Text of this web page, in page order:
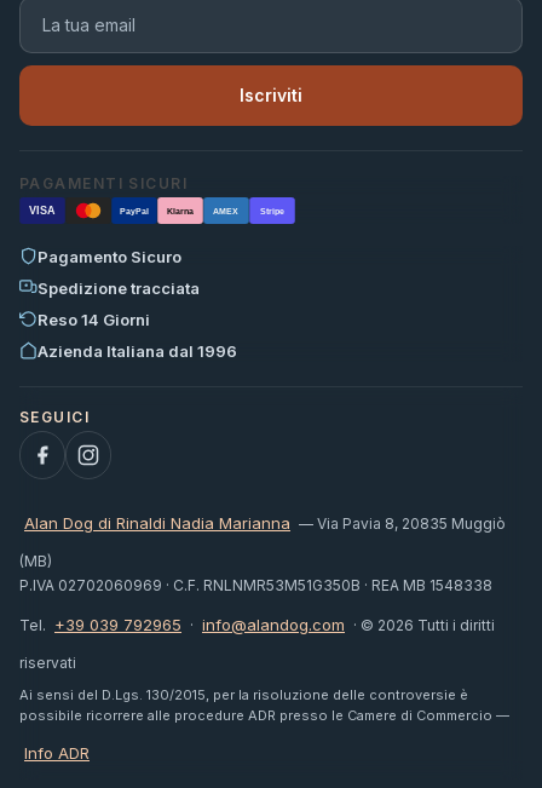
Iscriviti
PAGAMENTI SICURI
VISA PayPal Klarna AMEX Stripe
Pagamento Sicuro
Spedizione tracciata
Reso 14 Giorni
Azienda Italiana dal 1996
Alan Dog di Rinaldi Nadia Marianna — Via Pavia 8, 20835 Muggiò
(MB)
P.IVA 02702060969 · C.F. RNLNMR53M51G350B · REA MB 1548338
Tel. +39 039 792965 · info@alandog.com · © 2026 Tutti i diritti
riservati
Ai sensi del D.Lgs. 130/2015, per la risoluzione delle controversie è
possibile ricorrere alle procedure ADR presso le Camere di Commercio —
Info ADR